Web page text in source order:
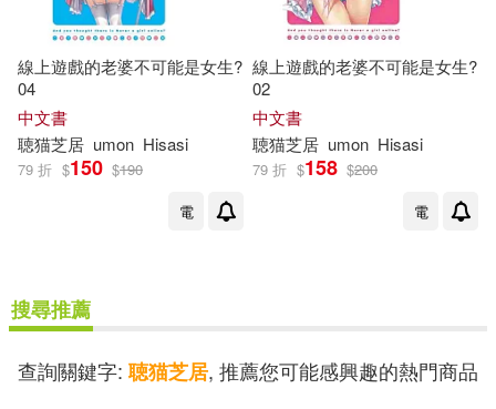
線上遊戲的老婆不可能是女生?
04
中文書
聴猫芝居 umon Hisasi
79 折 $150 $190
電
線上遊戲的老婆不可能是女生?
02
中文書
聴猫芝居 umon Hisasi
79 折 $158 $200
電
搜尋推薦
查詢關鍵字: 聴猫芝居, 推薦您可能感興趣的熱門商品